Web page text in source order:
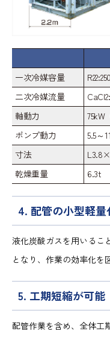
一次冷媒容量
二次冷媒流量
軸動力
75kW
ポンプ動力
5.5～
寸法
乾燥重量
6.3t
4. 配管の小型軽
液化炭酸ガスを用いるこ
となり、作業の効率化を
5. 工期短縮が可能
配管作業を含め、全体工